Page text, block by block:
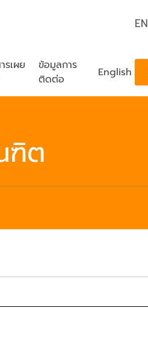
รเผย
ข้อมูลการ
ติดต่อ
English
EN
ฑิต